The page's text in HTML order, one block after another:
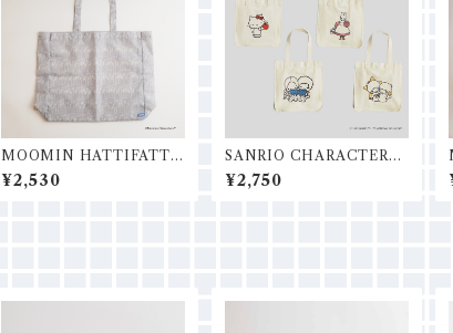
MOOMIN HATTIFATTE
NENSショッピングバッグ
M
¥2,530
SANRIO CHARACTERS
ランチトートバッグ
¥2,750